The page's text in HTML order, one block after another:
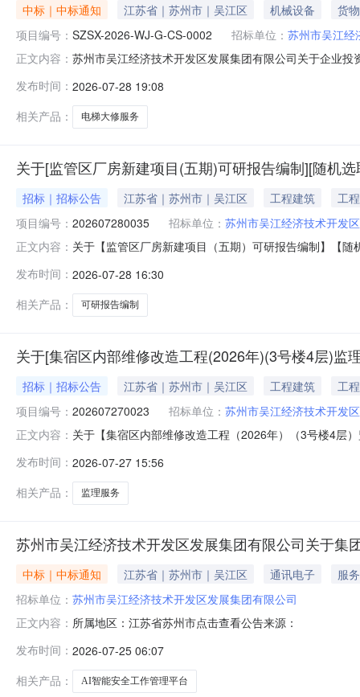
中标｜中标通知 江苏省｜苏州市｜吴江区 机械设备
货物
项目编号： SZSX-2026-WJ-G-CS-0002 招标单位： 苏州市吴江经
正文内容： 苏州市吴江经济技术开发区发展集团有限公司关于企业
王帅,夏丽娟,杨培芳,王真五、公告期限自本公告发布之
理机构一次性付
发布时间： 2026-07-28 19:08
相关产品：
电梯大修服务
关于[监管区厂房新建项目(五期)可研报告编制][随机
招标｜招标公告 江苏省｜苏州市｜吴江区 工程建筑
工程
项目编号： 202607280035 招标单位： 苏州市吴江经济技术开发
正文内容： 关于【监管区厂房新建项目（五期）可研报告编制】【
房新建项目（五期）可研报告编制（中介服务项目）其
发布时间： 2026-07-28 16:30
相关产品：
可研报告编制
关于[集宿区内部维修改造工程(2026年)(3号楼4层)
招标｜招标公告 江苏省｜苏州市｜吴江区 工程建筑
工程
项目编号： 202607270023 招标单位： 苏州市吴江经济技术开发
正文内容： 关于【集宿区内部维修改造工程（2026年）（3号楼4层
2715:18:52】苏州市吴江经济技术开发区发展集团有限
发布时间： 2026-07-27 15:56
相关产品：
监理服务
苏州市吴江经济技术开发区发展集团有限公司关于
中标｜中标通知 江苏省｜苏州市｜吴江区 通讯电子
服务
招标单位： 苏州市吴江经济技术开发区发展集团有限公司
正文内容： 所属地区：江苏省苏州市点击查看公告来源：
发布时间： 2026-07-25 06:07
相关产品：
AI智能安全工作管理平台